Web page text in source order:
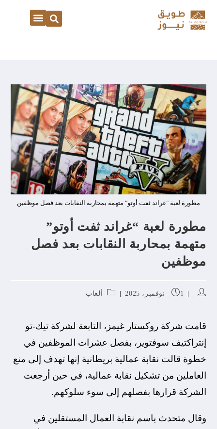
مطورة لعبة "غراند ثفت أوتو" متهمة بمحاربة النقابات بعد فصل موظفين
مطورة لعبة “غراند ثفت أوتو”
متهمة بمحاربة النقابات بعد فصل
موظفين
1 نوفمبر، 2025 ألعاب
قامت شركة روكستار غيمز، التابعة لشركة تيك-تو
إنتراكتيف سوفتوير، بفصل عشرات الموظفين في
خطوة قالت نقابة عمالية بريطانية إنها تهدف إلى منع
العاملين من تشكيل نقابة عمالية، في حين أرجعت
الشركة قرارها بفصلهم إلى سوء سلوكهم.
وقال متحدث باسم نقابة العمال المستقلين في